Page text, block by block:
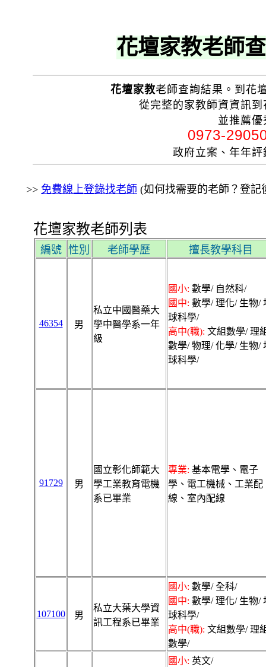
花壇家教老師
花壇家教老師查詢結果。到花
從完整的家教師資資訊
並推薦
0973-
政府立案、年年
>> 免費線上登錄找老師 (如何找需要的老師？登記
花壇家教老師列表
編號 性別 老師學歷 擅長教學科目
46354 男
私立中國醫藥大
學中醫學系一年
級
國小: 數學/ 自然科/
國中: 數學/ 理化/ 生物/
球科學/
高中(職): 文組數學/ 理
數學/ 物理/ 化學/ 生物/
球科學/
91729 男
國立彰化師範大
學工業教育電機
系已畢業
專業: 基本電學、電子
學、電工機械、工業配
線、室內配線
107100 男
私立大葉大學資
訊工程系已畢業
國小: 數學/ 全科/
國中: 數學/ 理化/ 生物/
球科學/
高中(職): 文組數學/ 理
數學/
國小: 英文/